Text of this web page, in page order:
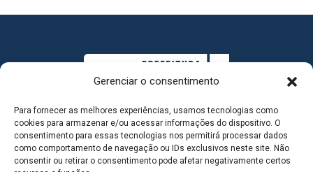
Gerenciar o consentimento
Para fornecer as melhores experiências, usamos tecnologias como
cookies para armazenar e/ou acessar informações do dispositivo. O
consentimento para essas tecnologias nos permitirá processar dados
como comportamento de navegação ou IDs exclusivos neste site. Não
consentir ou retirar o consentimento pode afetar negativamente certos
MAPA DO SITE